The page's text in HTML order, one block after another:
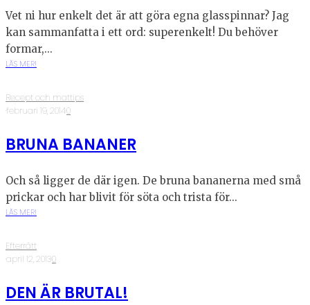
Vet ni hur enkelt det är att göra egna glasspinnar? Jag
kan sammanfatta i ett ord: superenkelt! Du behöver
formar,...
LÄS MER!
Recept och mattips
·februari 19, 2014·0
BRUNA BANANER
Och så ligger de där igen. De bruna bananerna med små
prickar och har blivit för söta och trista för...
LÄS MER!
Efterrätt
·april 12, 2013·0
DEN ÄR BRUTAL!